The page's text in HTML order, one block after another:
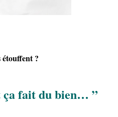
?
ça fait du bien… ”